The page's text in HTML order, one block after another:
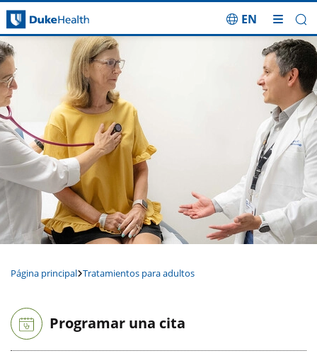
Saltar navegación
EN
Página principal Tratamientos para adultos
Programar una cita